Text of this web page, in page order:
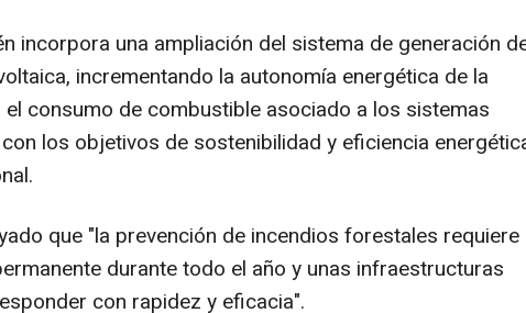
incorpora una ampliación del sistema de generación
incrementando la autonomía energética de la
consumo de combustible asociado a los sistemas
los objetivos de sostenibilidad y eficiencia
que "la prevención de incendios forestales requiere
durante todo el año y unas infraestructuras
con rapidez y eficacia".